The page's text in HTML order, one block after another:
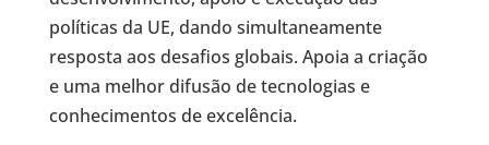
políticas da UE, dando simultaneamente
resposta aos desafios globais. Apoia a criação
e uma melhor difusão de tecnologias e
conhecimentos de excelência.